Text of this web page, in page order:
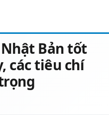
Bản tốt
các tiêu chí